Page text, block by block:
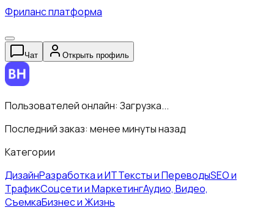
Фриланс платформа
Чат Открыть профиль
Пользователей онлайн: Загрузка...
Последний заказ: менее минуты назад
Категории
ДизайнРазработка и ИТТексты и ПереводыSEO и
ТрафикСоцсети и МаркетингАудио, Видео,
СъемкаБизнес и Жизнь